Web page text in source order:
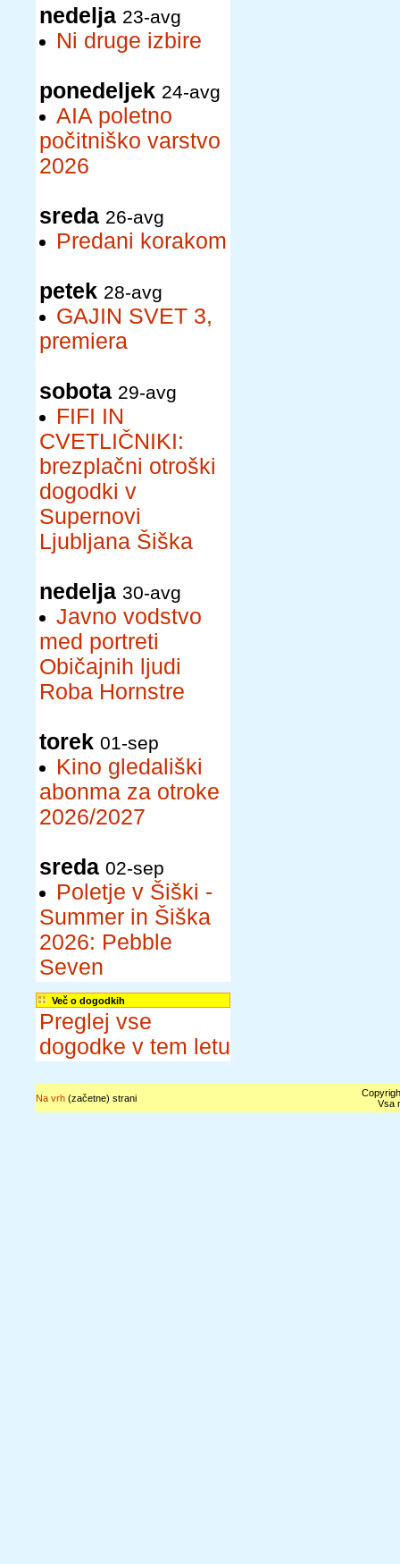
nedelja 23-avg
Ni druge izbire
ponedeljek 24-avg
AIA poletno
počitniško varstvo
2026
sreda 26-avg
Predani korakom
petek 28-avg
GAJIN SVET 3,
premiera
sobota 29-avg
FIFI IN
CVETLIČNIKI:
brezplačni otroški
dogodki v
Supernovi
Ljubljana Šiška
nedelja 30-avg
Javno vodstvo
med portreti
Običajnih ljudi
Roba Hornstre
torek 01-sep
Kino gledališki
abonma za otroke
2026/2027
sreda 02-sep
Poletje v Šiški -
Summer in Šiška
2026: Pebble
Seven
Več o dogodkih
Preglej vse
dogodke v tem letu
Na vrh(začetne) strani
Vsa